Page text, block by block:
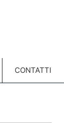
CONTATTI